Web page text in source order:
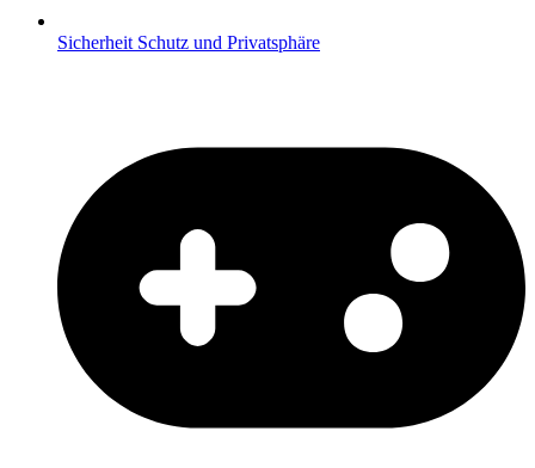
Sicherheit Schutz und Privatsphäre